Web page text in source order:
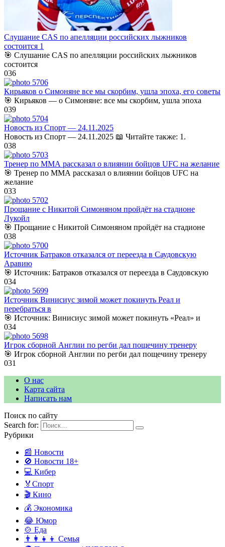
Слушание CAS по апелляции российских лыжников
состоится 1
🎯 Слушание CAS по апелляции российских лыжников
состоится
036
Кирьяков о Симоняне все мы скорбим, ушла эпоха, его советы
🎯 Кирьяков — о Симоняне: все мы скорбим, ушла эпоха
039
Новость из Спорт — 24.11.2025
Новость из Спорт — 24.11.2025 📖 Читайте также: 1.
038
Тренер по ММА рассказал о влиянии бойцов UFC на желание
🎯 Тренер по ММА рассказал о влиянии бойцов UFC на
желание
033
Прощание с Никитой Симоняном пройдёт на стадионе
Лукойл
🎯 Прощание с Никитой Симоняном пройдёт на стадионе
038
Источник Батраков отказался от переезда в Саудовскую
Аравию
🎯 Источник: Батраков отказался от переезда в Саудовскую
034
Источник Винисиус зимой может покинуть Реал и
перебраться в
🎯 Источник: Винисиус зимой может покинуть «Реал» и
034
Игрок сборной Англии по регби дал пощечину тренеру
🎯 Игрок сборной Англии по регби дал пощечину тренеру
031
О нас
Карта сайта
Написать нам
Поиск по сайту
Search for:
Рубрики
📰 Новости
🚫 Новости 18+
💻 Кибер
🏅Спорт
🎬 Кино
💰 Экономика
😂 Юмор
🍲 Еда
👨‍👩‍👧‍👦 Семья